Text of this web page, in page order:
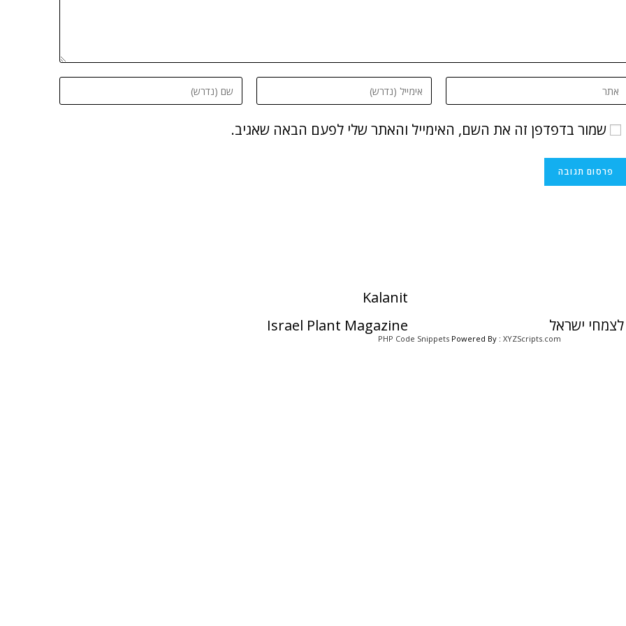
שמור בדפדפן זה את השם, האימייל והאתר שלי לפעם הבאה שאגיב.
ישראל
Kalanit
Israel Plant Magazine
PHP Code Snippets Powered By : XYZScripts.com